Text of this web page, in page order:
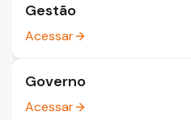
Gestão
Acessararrow_forward
Governo
Acessararrow_forward